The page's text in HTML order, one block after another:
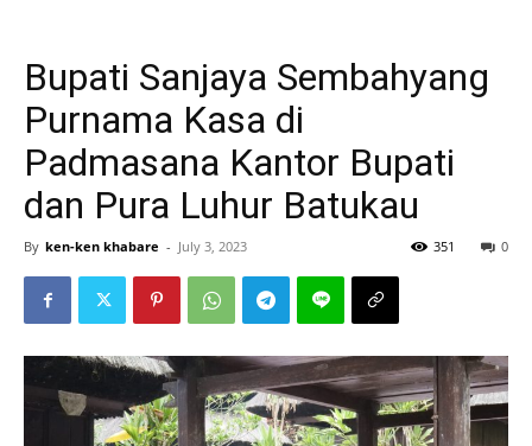
Bupati Sanjaya Sembahyang
Purnama Kasa di
Padmasana Kantor Bupati
dan Pura Luhur Batukau
By ken-ken khabare - July 3, 2023 0
351